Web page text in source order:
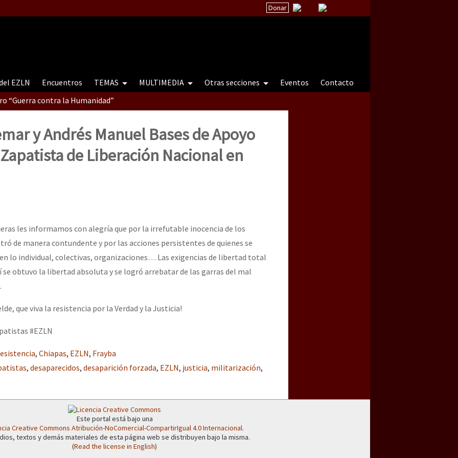
Donar
EZLN Encuentros TEMAS MULTIMEDIA Otras secciones Eventos
Contacto
“Guerra contra la Humanidad”
“Guerra contra a Humanidade”(As populações e a natureza e a natureza sob cerco)
contra a Humanidade”
contra a Humanidad”
globales por la libertad de Jesús Plácido Galindo y el alto a la guerra contra el CIPOG-EZ
Virá” se publica no Estado Espanhol
mundo saiba! Nossas lutas pela memória, a justiça e a dignidade
y Andrés Manuel Bases de Apoyo
de Liberación Nacional en
les informamos con alegría que por la irrefutable inocencia de los
de manera contundente y por las acciones persistentes de quienes se
lo individual, colectivas, organizaciones… Las exigencias de libertad total
obtuvo la libertad absoluta y se logró arrebatar de las garras del mal
que viva la resistencia por la Verdad y la Justicia!
#EZLN
, Chiapas, EZLN, Frayba
, desaparecidos, desaparición forzada, EZLN, justicia, militarización,
Este portal está bajo una
Creative Commons Atribución-NoComercial-CompartirIgual 4.0 Internacional.
textos y demás materiales de esta página web se distribuyen bajo la misma.
(Read the license in English)